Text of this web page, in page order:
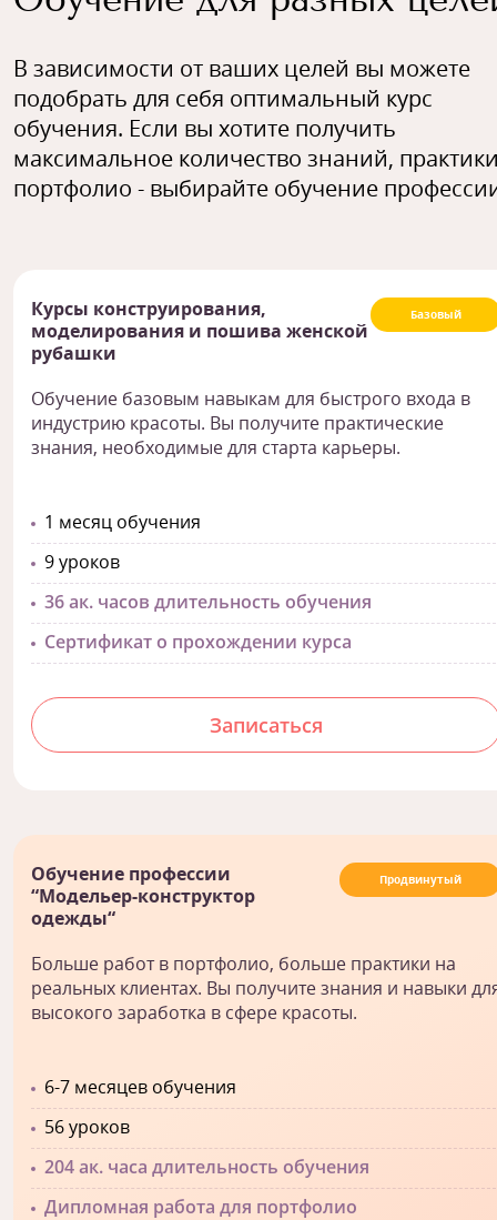
В зависимости от ваших целей вы можете
подобрать для себя оптимальный курс
обучения. Если вы хотите получить
максимальное количество знаний,
портфолио - выбирайте обучение
Базовый
Курсы конструирования,
моделирования и пошива женской
рубашки
Обучение базовым навыкам для быстрого входа в
индустрию красоты. Вы получите практические
знания, необходимые для старта карьеры.
1 месяц обучения
9 уроков
36 ак. часов длительность обучения
Сертификат о прохождении курса
Записаться
Продвинутый
Обучение профессии
“Модельер-конструктор
одежды“
Больше работ в портфолио, больше практики на
реальных клиентах. Вы получите знания и навыки
высокого заработка в сфере красоты.
6-7 месяцев обучения
56 уроков
204 ак. часа длительность обучения
Дипломная работа для портфолио